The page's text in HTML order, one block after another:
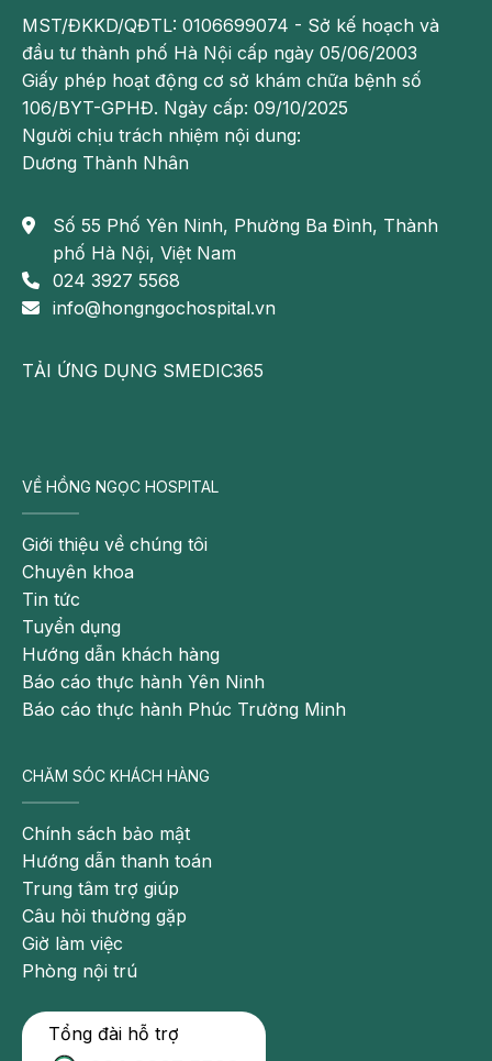
bộ mới trong công nghệ sản xuất thủy tinh thể nhân
tạo, đồng thời phân tích các tiêu chí giúp xác định
một IOL tối ưu cho từng thể trạng mắt. Nội dung này
một lần nữa khẳng định tầm quan trọng của việc lựa
chọn thủy tinh thể phù hợp, nhằm tối ưu hóa chất
lượng thị giác và nâng cao chất lượng cuộc sống đối
Đại diện Tập đoàn y tế Alcon (Thụy Sĩ) trình bày báo
cáo: “Thủy tinh thể nhân tạo (IOL) lý tưởng”
Một trong những nội dung được mong đợi nhất của
hội thảo chính là phiên tọa đàm chuyên sâu về
những tiến bộ mới trong điều trị đục thủy tinh thể ở
bệnh nhân đái tháo đường. Khi công nghệ phẫu
thuật ngày càng hiện đại và các loại IOL ngày càng
công loại bỏ thủy tinh thể đục mà còn là làm thế nào
để người bệnh phục hồi nhanh hơn, tầm nhìn sinh
động hơn và duy trì chất lượng thị giác bền vững
hơn.
MST/ĐKKD/QĐTL: 0106699074 - Sở kế hoạch và
đầu tư thành phố Hà Nội cấp ngày 05/06/2003
Giấy phép hoạt động cơ sở khám chữa bệnh số
106/BYT-GPHĐ. Ngày cấp: 09/10/2025
Người chịu trách nhiệm nội dung:
Dương Thành Nhân
Số 55 Phố Yên Ninh, Phường Ba Đình, Thành
phố Hà Nội, Việt Nam
024 3927 5568
info@hongngochospital.vn
TẢI ỨNG DỤNG SMEDIC365
VỀ HỒNG NGỌC HOSPITAL
Giới thiệu về chúng tôi
Chuyên khoa
Tin tức
Tuyển dụng
Hướng dẫn khách hàng
Báo cáo thực hành Yên Ninh
Báo cáo thực hành Phúc Trường Minh
CHĂM SÓC KHÁCH HÀNG
Chính sách bảo mật
Hướng dẫn thanh toán
Trung tâm trợ giúp
Câu hỏi thường gặp
Giờ làm việc
Phòng nội trú
Tổng đài hỗ trợ